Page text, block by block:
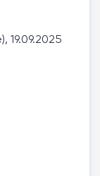
19.09.2025